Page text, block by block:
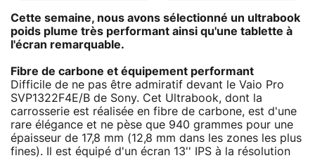
Cette semaine, nous avons sélectionné un ultrabook
poids plume très performant ainsi qu'une tablette à
l'écran remarquable.
Fibre de carbone et équipement performant
Difficile de ne pas être admiratif devant le Vaio Pro
SVP1322F4E/B de Sony. Cet Ultrabook, dont la
carrosserie est réalisée en fibre de carbone, est d'une
rare élégance et ne pèse que 940 grammes pour une
épaisseur de 17,8 mm (12,8 mm dans les zones les plus
fines). Il est équipé d'un écran 13'' IPS à la résolution